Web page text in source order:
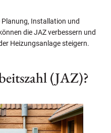
Installation und
die JAZ verbessern und
Heizungsanlage steigern.
(JAZ)?